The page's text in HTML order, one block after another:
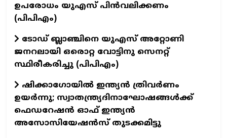
ഉപരോധം യുഎസ് പിൻവലിക്കണം
(പിപിഎം)
ടോഡ് ബ്ലാഞ്ചിനെ യുഎസ് അറ്റോണി
ജനറലായി ഒരൊറ്റ വോട്ടിനു സെനറ്റ്
സ്ഥിരീകരിച്ചു (പിപിഎം)
ഷിക്കാഗോയിൽ ഇന്ത്യൻ ത്രിവർണം
ഉയർന്നു; സ്വാതന്ത്ര്യദിനാഘോഷങ്ങൾക്ക്
ഫെഡറേഷൻ ഓഫ് ഇന്ത്യൻ
അസോസിയേഷൻസ് തുടക്കമിട്ടു